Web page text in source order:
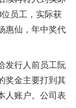
员工，实际获
惠仙，年中奖代
发行人前员工阮
奖金主要打到其
人账户。公司表